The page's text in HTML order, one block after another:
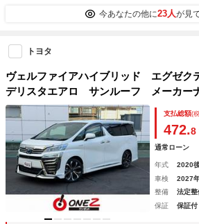
今あなたの他に23人が見
トヨタ
ヴェルファイアハイブリッド エグゼ
デリスタエアロ サンルーフ メーカー
後席モニター パノラミックビュー Ｊ
後ドライブレコーダー デジタルイン
Ｐバックドア ベンチレーション
支払総額(
472.8
通常ローン
年式 2020
車検
2027
整備
法定整
保証
保証